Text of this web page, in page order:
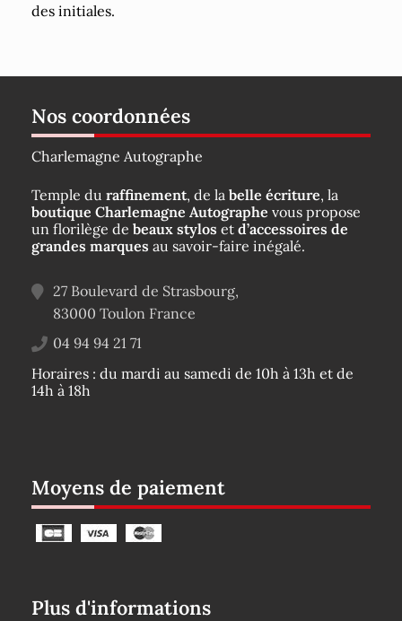
des initiales.
Nos coordonnées
Charlemagne Autographe
Temple du raffinement, de la belle écriture, la
boutique Charlemagne Autographe vous propose
un florilège de beaux stylos et d’accessoires de
grandes marques au savoir-faire inégalé.
27 Boulevard de Strasbourg,
83000 Toulon France
04 94 94 21 71
Horaires : du mardi au samedi de 10h à 13h et de
14h à 18h
Moyens de paiement
Plus d'informations